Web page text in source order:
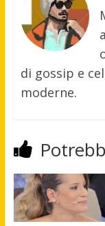
di gossip e
moderne.